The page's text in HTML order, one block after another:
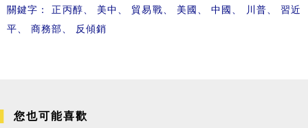
關鍵字：正丙醇、 美中、 貿易戰、 美國 、中國 、 川普、 習近
平、 商務部、 反傾銷
您也可能喜歡